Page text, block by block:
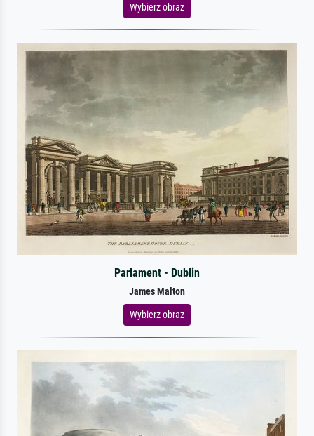
Wybierz obraz
Parlament - Dublin
James Malton
Wybierz obraz